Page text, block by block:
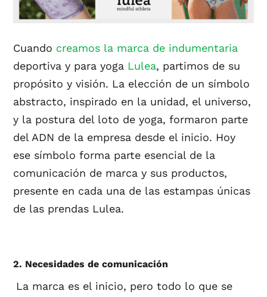
Cuando creamos la marca de indumentaria
deportiva y para yoga Lulea, partimos de su
propósito y visión. La elección de un símbolo
abstracto, inspirado en la unidad, el universo,
y la postura del loto de yoga, formaron parte
del ADN de la empresa desde el inicio. Hoy
ese símbolo forma parte esencial de la
comunicación de marca y sus productos,
presente en cada una de las estampas únicas
de las prendas Lulea.
2. Necesidades de comunicación
La marca es el inicio, pero todo lo que se